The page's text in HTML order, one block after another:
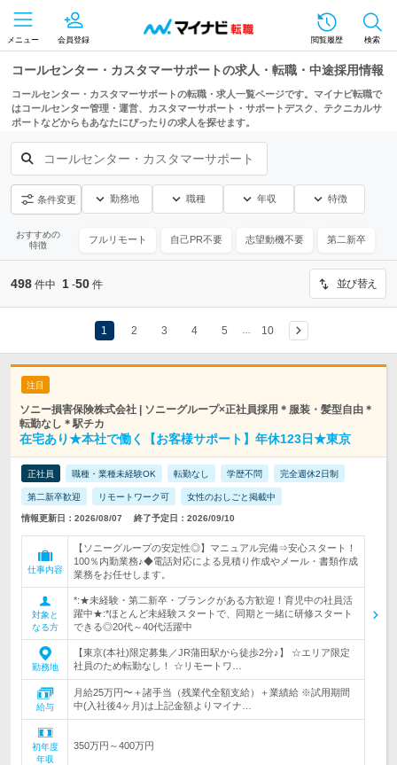
メニュー 会員登録 閲覧履歴 検索
コールセンター・カスタマーサポートの求人・転職・中途採用情報
コールセンター・カスタマーサポートの転職・求人一覧ページです。マイナビ転職で
はコールセンター管理・運営、カスタマーサポート・サポートデスク、テクニカルサ
ポートなどからもあなたにぴったりの求人を探せます。
コールセンター・カスタマーサポート
条件変更 勤務地 職種 年収 特徴
おすすめの
特徴
フルリモート 自己PR不要 志望動機不要 第二新卒
498 件中 1 -50 件 並び替え
1 2 3 4 5 10
注目
ソニー損害保険株式会社 | ソニーグループ×正社員採用＊服装・髪型自由＊
転勤なし＊駅チカ
在宅あり★本社で働く【お客様サポート】年休123日★東京
正社員 職種・業種未経験OK 転勤なし 学歴不問 完全週休2日制
第二新卒歓迎 リモートワーク可 女性のおしごと掲載中
情報更新日：2026/08/07 終了予定日：2026/09/10
仕事内容
【ソニーグループの安定性◎】マニュアル完備⇒安心スタート！
100％内勤業務♪◆電話対応による見積り作成やメール・書類作成
業務をお任せします。
対象と
なる方
*:★未経験・第二新卒・ブランクがある方歓迎！育児中の社員活
躍中★:*ほとんど未経験スタートで、同期と一緒に研修スタート
できる◎20代～40代活躍中
勤務地
【東京(本社)限定募集／JR蒲田駅から徒歩2分♪】 ☆エリア限定
社員のため転勤なし！ ☆リモートワ…
給与
月給25万円〜＋諸手当（残業代全額支給）＋業績給 ※試用期間
中(入社後4ヶ月)は上記金額よりマイナ…
初年度
年収
350万円～400万円